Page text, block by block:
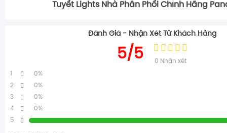
Tuyết Lights Nhà Phân Phối Chính Hãng
Đánh Giá - Nhận Xét Từ Khách Hàng
5/5 0 Nhận xét
0%
2
0%
3
0%
4
0%
5